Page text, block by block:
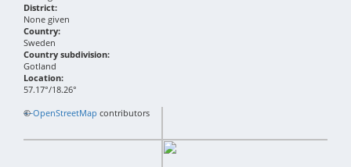
District:
None given
Country:
Sweden
Country subdivision:
Gotland
Location:
57.17°/18.26°
+−
©OpenStreetMap contributors